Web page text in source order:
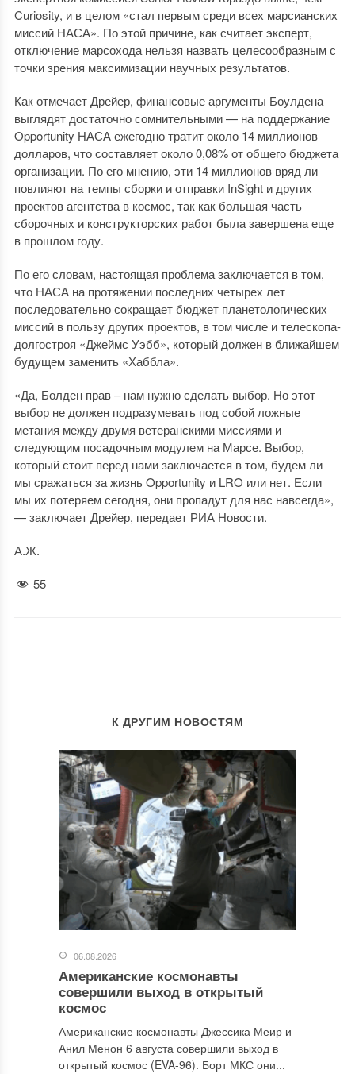
Curiosity, и в целом «стал первым среди всех марсианских
миссий НАСА». По этой причине, как считает эксперт,
отключение марсохода нельзя назвать целесообразным с
точки зрения максимизации научных результатов.
Как отмечает Дрейер, финансовые аргументы Боулдена
выглядят достаточно сомнительными — на поддержание
Opportunity НАСА ежегодно тратит около 14 миллионов
долларов, что составляет около 0,08% от общего бюджета
организации. По его мнению, эти 14 миллионов вряд ли
повлияют на темпы сборки и отправки InSight и других
проектов агентства в космос, так как большая часть
сборочных и конструкторских работ была завершена еще
в прошлом году.
По его словам, настоящая проблема заключается в том,
что НАСА на протяжении последних четырех лет
последовательно сокращает бюджет планетологических
миссий в пользу других проектов, в том числе и телескопа-
долгостроя «Джеймс Уэбб», который должен в ближайшем
будущем заменить «Хаббла».
«Да, Болден прав – нам нужно сделать выбор. Но этот
выбор не должен подразумевать под собой ложные
метания между двумя ветеранскими миссиями и
следующим посадочным модулем на Марсе. Выбор,
который стоит перед нами заключается в том, будем ли
мы сражаться за жизнь Opportunity и LRO или нет. Если
мы их потеряем сегодня, они пропадут для нас навсегда»,
— заключает Дрейер, передает РИА Новости.
А.Ж.
55
К ДРУГИМ НОВОСТЯМ
06.08.2026
Американские космонавты
совершили выход в открытый
космос
Американские космонавты Джессика Меир и
Анил Менон 6 августа совершили выход в
открытый космос (EVA-96). Борт МКС они...